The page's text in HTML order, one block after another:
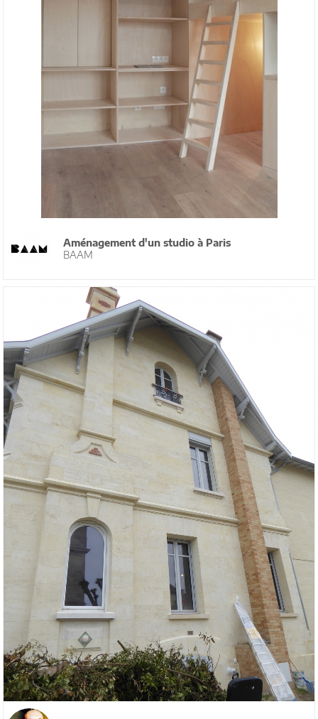
Aménagement d'un studio à Paris
BAAM